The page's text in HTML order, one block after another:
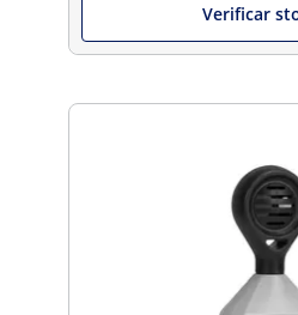
Verificar